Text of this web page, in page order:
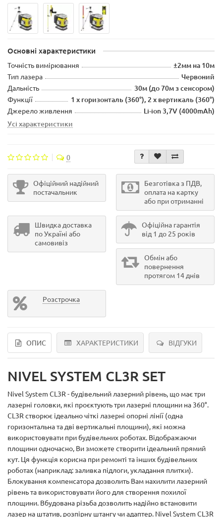
Основні характеристики
Точність вимірювання ±2мм на 10м
Тип лазера Червоний
Дальність 30м (до 70м з сенсором)
Функції 1 x горизонталь (360°), 2 x вертикаль (360°)
Джерело живлення
Li-ion 3,7V (4000mAh)
Усі характеристики
0
Офіційний надійний
постачальник
Безготівка з ПДВ,
оплата на картку
або при отриманні
Швидка доставка
по Україні або
самовивіз
Офіційна гарантія
від 1 до 25 років
Обмін або
повернення
протягом 14 днів
Розстрочка
ОПИС ХАРАКТЕРИСТИКИ ВІДГУКИ
NIVEL SYSTEM CL3R SET
Nivel System CL3R - будівельний лазерний рівень, що має три
лазерні головки, які проєктують три лазерні площини на 360°.
CL3R створює ідеально чіткі лазерні опорні лінії (одна
горизонтальна та дві вертикальні площини), які можна
використовувати при будівельних роботах. Відображаючи
площини одночасно, Ви зможете створити ідеальний прямий
кут. Ця функція корисна при ремонті та інших будівельних
роботах (наприклад: заливка підлоги, укладання плитки).
Блокування компенсатора дозволить Вам нахилити лазерний
рівень та використовувати його для створення похилої
площини. Вбудована різьба дозволить надійно встановити
лазер на штатив, розпірну штангу чи адаптер. Nivel System CL3R